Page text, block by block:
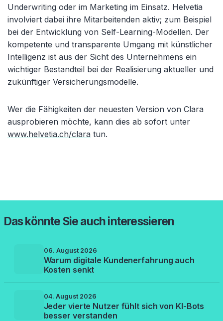
Underwriting oder im Marketing im Einsatz. Helvetia
involviert dabei ihre Mitarbeitenden aktiv; zum Beispiel
bei der Entwicklung von Self-Learning-Modellen. Der
kompetente und transparente Umgang mit künstlicher
Intelligenz ist aus der Sicht des Unternehmens ein
wichtiger Bestandteil bei der Realisierung aktueller und
zukünftiger Versicherungsmodelle.
Wer die Fähigkeiten der neuesten Version von Clara
ausprobieren möchte, kann dies ab sofort unter
www.helvetia.ch/clara tun.
Das könnte Sie auch interessieren
06. August 2026
Warum digitale Kundenerfahrung auch
Kosten senkt
04. August 2026
Jeder vierte Nutzer fühlt sich von KI-Bots
besser verstanden